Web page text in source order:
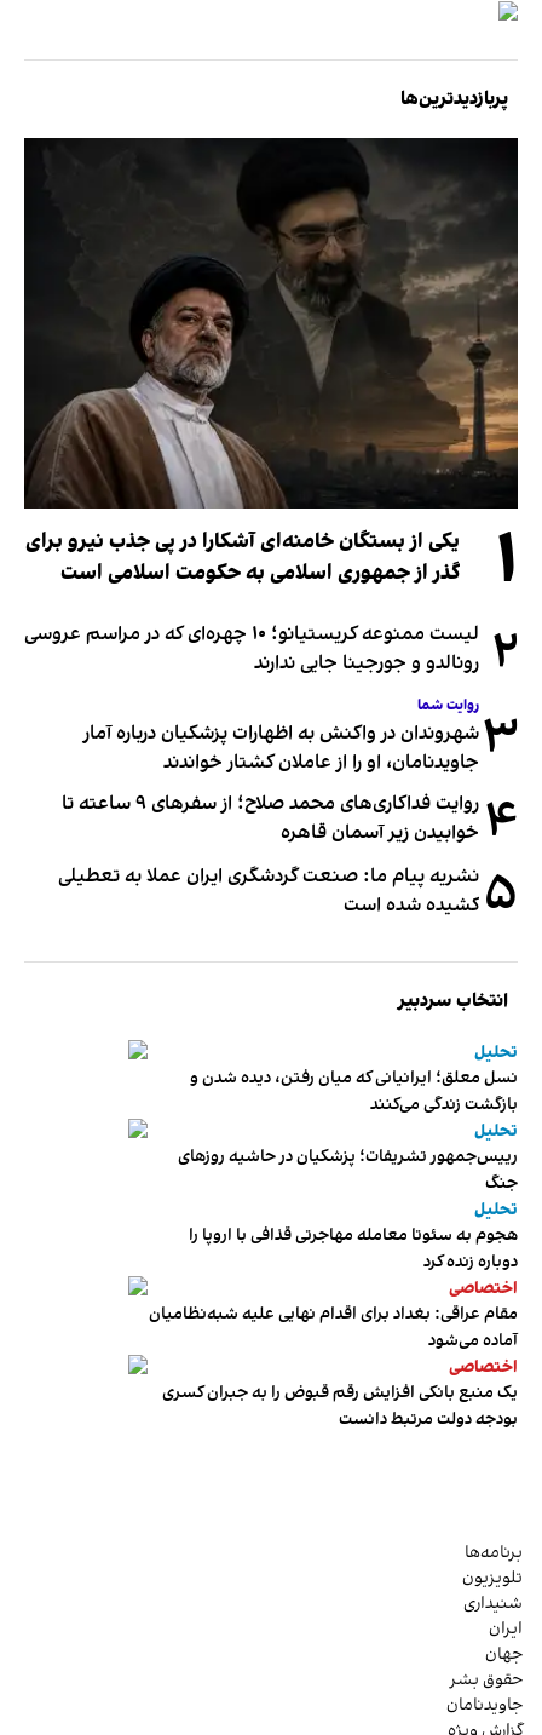
پربازدیدترین‌ها
۱
یکی از بستگان خامنه‌ای آشکارا در پی جذب نیرو برای
گذر از جمهوری اسلامی به حکومت اسلامی است
۲
لیست ممنوعه کریستیانو؛ ۱۰ چهره‌ای که در مراسم عروسی
رونالدو و جورجینا جایی ندارند
۳ روایت شما
شهروندان در واکنش به اظهارات پزشکیان درباره آمار
جاویدنامان، او را از عاملان کشتار خواندند
۴
روایت فداکاری‌های محمد صلاح؛ از سفرهای ۹ ساعته تا
خوابیدن زیر آسمان قاهره
۵ نشریه پیام ما: صنعت گردشگری ایران عملا به تعطیلی
کشیده شده است
انتخاب سردبیر
تحلیل
نسل معلق؛ ایرانیانی که میان رفتن، دیده شدن و
بازگشت زندگی می‌کنند
تحلیل
رییس‌جمهور تشریفات؛ پزشکیان در حاشیه روزهای
جنگ
تحلیل
هجوم به سئوتا معامله مهاجرتی قذافی با اروپا را
دوباره زنده کرد
اختصاصی
مقام عراقی: بغداد برای اقدام نهایی علیه شبه‌نظامیان
آماده می‌شود
اختصاصی
یک منبع بانکی افزایش رقم قبوض را به جبران کسری
بودجه دولت مرتبط دانست
برنامه‌ها
تلویزیون
شنیداری
ایران
جهان
حقوق بشر
جاویدنامان